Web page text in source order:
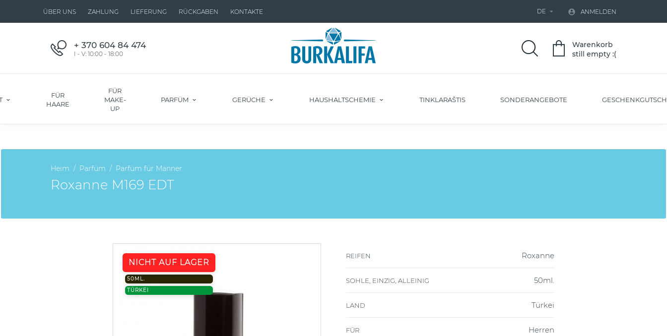
ÜBER UNS ZAHLUNG LIEFERUNG RÜCKGABEN KONTAKTE DE   ANMELDEN
+ 370 604 84 474
I - V: 10:00 - 18:00
Warenkorb
still empty :(
FÜR
HAARE
FÜR
MAKE-
UP
PARFÜM GERÜCHE HAUSHALTSCHEMIE TINKLARAŠTIS SONDERANGEBOTE
Heim Parfüm Parfüm für Männer
Roxanne M169 EDT
NICHT AUF LAGER
50ML.
TÜRKEI
REIFEN Roxanne
SOHLE, EINZIG, ALLEINIG 50ml.
LAND Türkei
FÜR Herren